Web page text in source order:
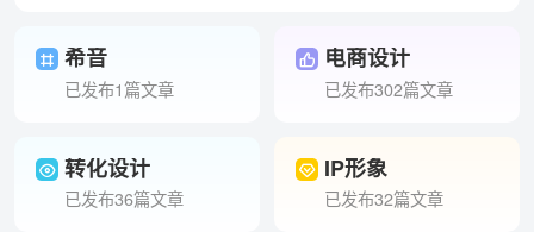
希音
已发布1篇文章
电商设计
已发布302篇文章
转化设计
已发布36篇文章
IP形象
已发布32篇文章